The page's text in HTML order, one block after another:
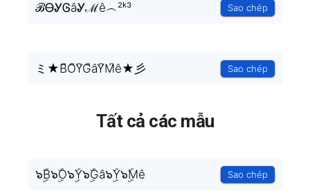
ℬᎾᎽᎶâᎽℳê︵²ᵏ³ Sao chép
ミ★B͆O͆Y͆G͆âY͆M͆ê★彡 Sao chép
Tất cả các mẫu
๖ۣۜB๖ۣۜO๖ۣۜY๖ۣۜGâ๖ۣۜY๖ۣۜMê Sao chép